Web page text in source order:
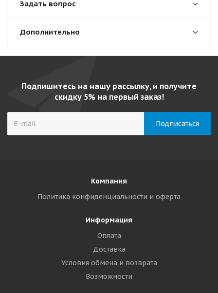
Задать вопрос
Дополнительно
Подпишитесь на нашу рассылку, и получите
скидку 5% на первый заказ!
Компания
Политика конфиденциальности и оферта
Информация
Оплата
Доставка
Условия обмена и возврата
Возможности